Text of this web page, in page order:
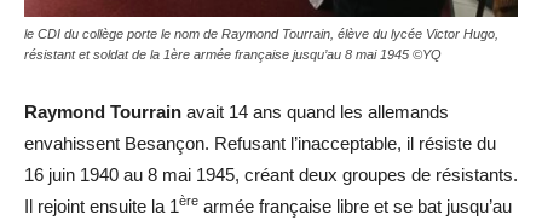
le CDI du collège porte le nom de Raymond Tourrain, élève du lycée Victor Hugo,
résistant et soldat de la 1ère armée française jusqu’au 8 mai 1945 ©YQ
Raymond Tourrain avait 14 ans quand les allemands
envahissent Besançon. Refusant l’inacceptable, il résiste du
16 juin 1940 au 8 mai 1945, créant deux groupes de résistants.
Il rejoint ensuite la 1ère armée française libre et se bat jusqu’au